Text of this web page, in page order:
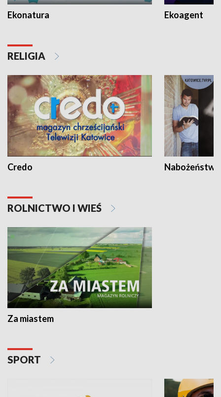
Ekonatura Ekoagent
RELIGIA
Credo
ROLNICTWO I WIEŚ
Za miastem
SPORT